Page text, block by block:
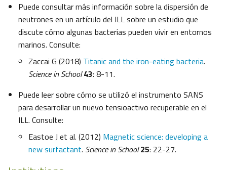
Puede consultar más información sobre la dispersión de
neutrones en un artículo del ILL sobre un estudio que
discute cómo algunas bacterias pueden vivir en entornos
marinos. Consulte:
Zaccai G (2018) Titanic and the iron-eating bacteria.
Science in School 43: 8-11.
Puede leer sobre cómo se utilizó el instrumento SANS
para desarrollar un nuevo tensioactivo recuperable en el
ILL. Consulte:
Eastoe J et al. (2012) Magnetic science: developing a
new surfactant. Science in School25: 22-27.